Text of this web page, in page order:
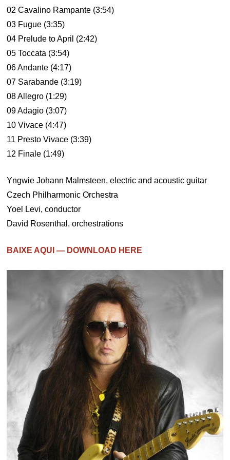
02 Cavalino Rampante (3:54)
03 Fugue (3:35)
04 Prelude to April (2:42)
05 Toccata (3:54)
06 Andante (4:17)
07 Sarabande (3:19)
08 Allegro (1:29)
09 Adagio (3:07)
10 Vivace (4:47)
11 Presto Vivace (3:39)
12 Finale (1:49)
Yngwie Johann Malmsteen, electric and acoustic guitar
Czech Philharmonic Orchestra
Yoel Levi, conductor
David Rosenthal, orchestrations
BAIXE AQUI — DOWNLOAD HERE